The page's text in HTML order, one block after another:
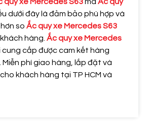
dưới đây là đảm bảo phù hợp và
so Ắc quy xe Mercedes S63
hàng. Ắc quy xe Mercedes
cung cấp được cam kết hàng
Miễn phí giao hàng, lắp đặt và
khách hàng tại TP HCM và